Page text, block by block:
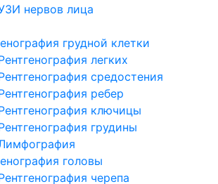
нервов лица
грудной клетки
легких
средостения
ребер
ключицы
грудины
головы
черепа